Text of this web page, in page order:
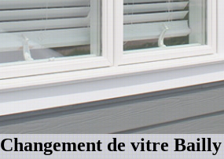
Changement de vitre Bailly